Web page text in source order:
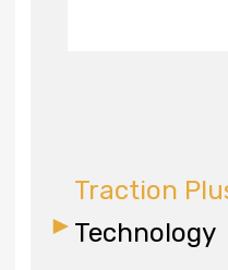
Traction
Technology